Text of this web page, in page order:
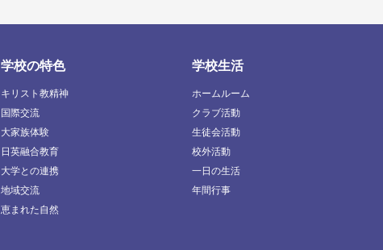
学校の特色
キリスト教精神
国際交流
大家族体験
日英融合教育
大学との連携
地域交流
恵まれた自然
学校生活
ホームルーム
クラブ活動
生徒会活動
校外活動
一日の生活
年間行事